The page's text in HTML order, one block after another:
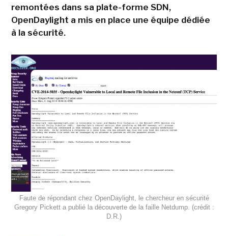
remontées dans sa plate-forme SDN,
OpenDaylight a mis en place une équipe dédiée
à la sécurité.
Faute de répondant chez OpenDaylight, le chercheur en sécurité
Gregory Pickett a publié la découverte de la faille Netdump. (crédit :
D.R.)